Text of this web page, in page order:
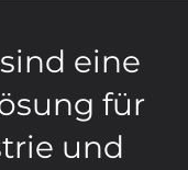
eine
für
und